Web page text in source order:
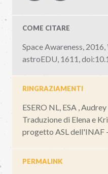
COME CITARE
Space Awareness, 2016,
astroEDU, 1611
RINGRAZIAMENTI
ESERO NL, ESA ,
Traduzione di Elena e
progetto ASL dell'INAF
PERMALINK